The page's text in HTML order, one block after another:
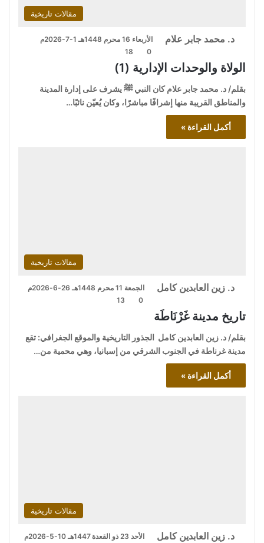
مقالات تاريخية
د. محمد جابر علام
الأربعاء 16 محرم 1448هـ 1-7-2026م
0
18
الولاة والوحدات الإدارية (1)
بقلم/ د. محمد جابر علام كان النبي ﷺ يشرف على إدارة المدينة
والمناطق القريبة منها إشرافًا مباشرًا، وكان يُعيّن نائبًا…
أكمل القراءة »
مقالات تاريخية
د. زين العابدين كامل
الجمعة 11 محرم 1448هـ 26-6-2026م
0
13
تاريخ مدينة غَرْنَاطَة
بقلم/ د. زين العابدين كامل الجذور التاريخية والموقع الجغرافي: تقع
مدينة غرناطة في الجنوب الشرقي من إسبانيا، وهي محمية من…
أكمل القراءة »
مقالات تاريخية
د. زين العابدين كامل
الأحد 23 ذو القعدة 1447هـ 10-5-2026م